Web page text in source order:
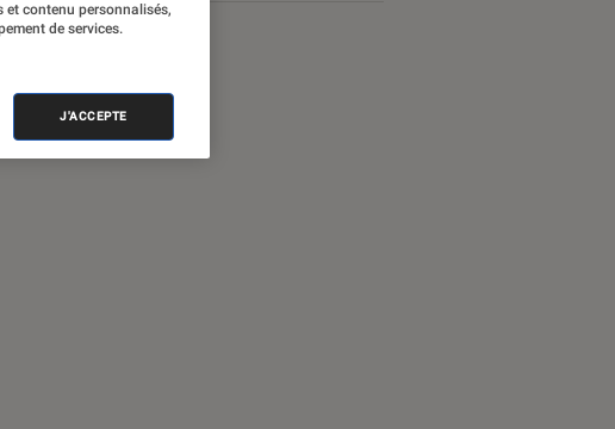
et contenu personnalisés,
de services.
J'ACCEPTE